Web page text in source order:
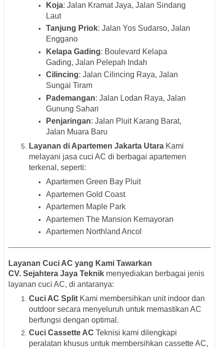
Koja: Jalan Kramat Jaya, Jalan Sindang
Laut
Tanjung Priok: Jalan Yos Sudarso, Jalan
Enggano
Kelapa Gading: Boulevard Kelapa
Gading, Jalan Pelepah Indah
Cilincing: Jalan Cilincing Raya, Jalan
Sungai Tiram
Pademangan: Jalan Lodan Raya, Jalan
Gunung Sahari
Penjaringan: Jalan Pluit Karang Barat,
Jalan Muara Baru
Layanan di Apartemen Jakarta Utara Kami
melayani jasa cuci AC di berbagai apartemen
terkenal, seperti:
Apartemen Green Bay Pluit
Apartemen Gold Coast
Apartemen Maple Park
Apartemen The Mansion Kemayoran
Apartemen Northland Ancol
Layanan Cuci AC yang Kami Tawarkan
CV. Sejahtera Jaya Teknik menyediakan berbagai jenis
layanan cuci AC, di antaranya:
Cuci AC Split Kami membersihkan unit indoor dan
outdoor secara menyeluruh untuk memastikan AC
berfungsi dengan optimal.
Cuci Cassette AC Teknisi kami dilengkapi
peralatan khusus untuk membersihkan cassette AC,